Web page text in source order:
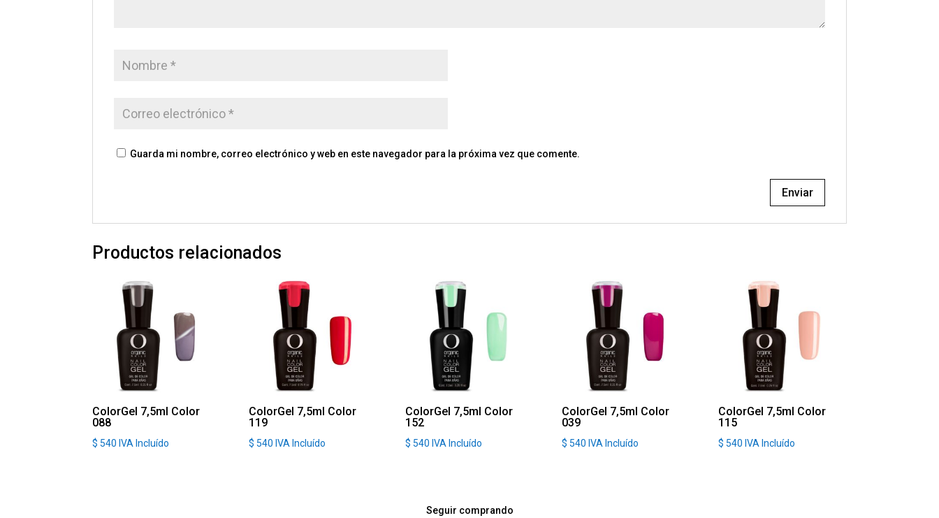
Guarda mi nombre, correo electrónico y web en este navegador para la próxima vez que comente.
Productos relacionados
ColorGel 7,5ml Color
088
$ 540 IVA Incluído
ColorGel 7,5ml Color
119
$ 540 IVA Incluído
ColorGel 7,5ml Color
152
$ 540 IVA Incluído
ColorGel 7,5ml Color
039
$ 540 IVA Incluído
ColorGel 7,5ml Color
115
$ 540 IVA Incluído
Seguir comprando